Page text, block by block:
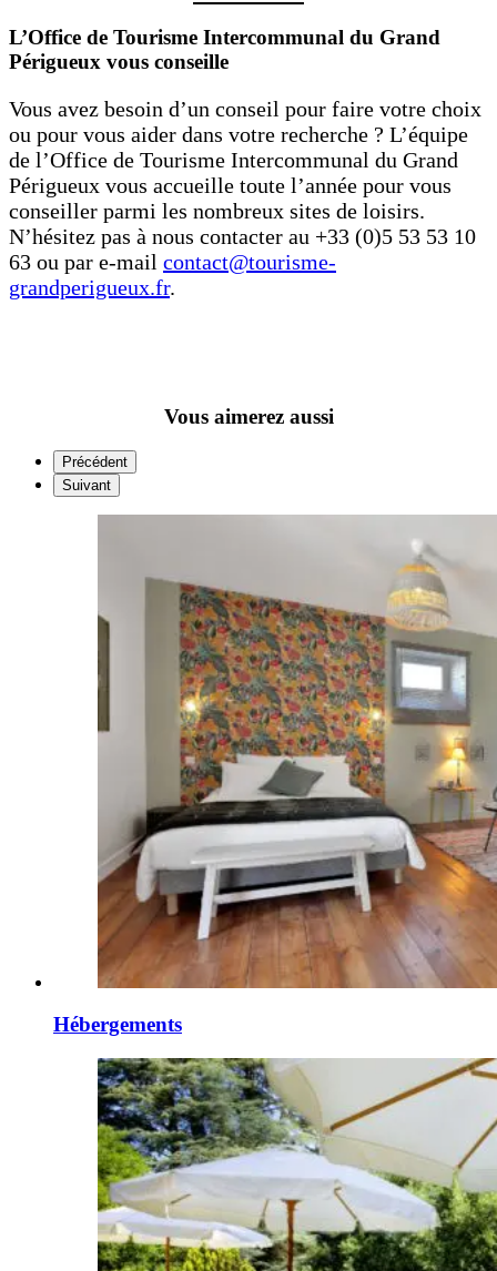
L’Office de Tourisme Intercommunal du Grand
Périgueux vous conseille
Vous avez besoin d’un conseil pour faire votre choix
ou pour vous aider dans votre recherche ? L’équipe
de l’Office de Tourisme Intercommunal du Grand
Périgueux vous accueille toute l’année pour vous
conseiller parmi les nombreux sites de loisirs.
N’hésitez pas à nous contacter au +33 (0)5 53 53 10
63 ou par e-mail contact@tourisme-
grandperigueux.fr.
Vous aimerez aussi
Précédent
Suivant
Hébergements